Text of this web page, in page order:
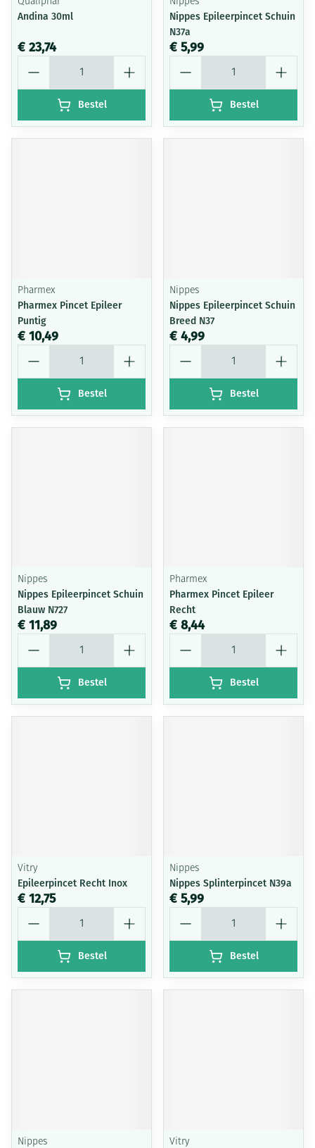
Andina 30ml
€ 23,74
Bestel
Nippes Epileerpincet Schuin
N37a
€ 5,99
Bestel
Pharmex
Pharmex Pincet Epileer
Puntig
€ 10,49
Bestel
Nippes
Nippes Epileerpincet Schuin
Breed N37
€ 4,99
Bestel
Nippes
Nippes Epileerpincet Schuin
Blauw N727
€ 11,89
Bestel
Pharmex
Pharmex Pincet Epileer
Recht
€ 8,44
Bestel
Vitry
Epileerpincet Recht Inox
€ 12,75
Bestel
Nippes
Nippes Splinterpincet N39a
€ 5,99
Bestel
Nippes Vitry